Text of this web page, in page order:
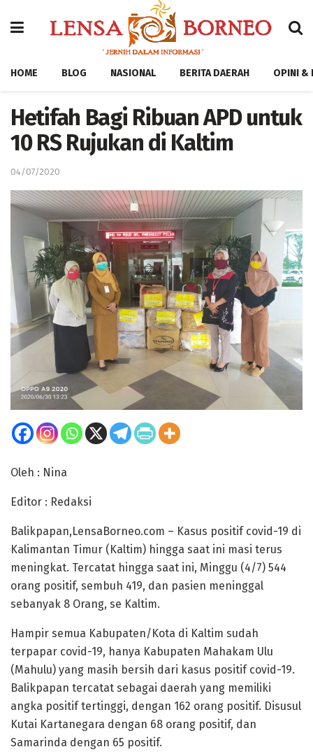
HOME BLOG NASIONAL BERITA DAERAH OPINI &
Hetifah Bagi Ribuan APD untuk
10 RS Rujukan di Kaltim
04/07/2020
Oleh : Nina
Editor : Redaksi
Balikpapan,LensaBorneo.com – Kasus positif covid-19 di
Kalimantan Timur (Kaltim) hingga saat ini masi terus
meningkat. Tercatat hingga saat ini, Minggu (4/7) 544
orang positif, sembuh 419, dan pasien meninggal
sebanyak 8 Orang, se Kaltim.
Hampir semua Kabupaten/Kota di Kaltim sudah
terpapar covid-19, hanya Kabupaten Mahakam Ulu
(Mahulu) yang masih bersih dari kasus positif covid-19.
Balikpapan tercatat sebagai daerah yang memiliki
angka positif tertinggi, dengan 162 orang positif. Disusul
Kutai Kartanegara dengan 68 orang positif, dan
Samarinda dengan 65 positif.